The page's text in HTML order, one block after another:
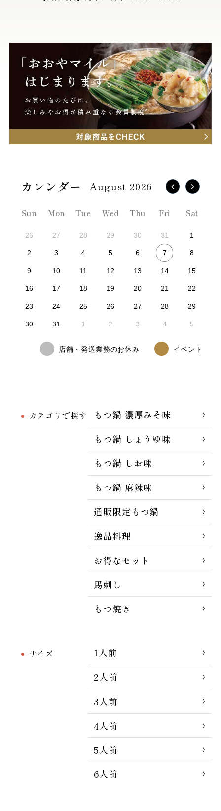
カテゴリで探す
もつ鍋 濃厚みそ味
もつ鍋 しょうゆ味
もつ鍋 しお味
もつ鍋 麻辣味
通販限定もつ鍋
逸品料理
お得なセット
馬刺し
もつ焼き
サイズ
1人前
2人前
3人前
4人前
5人前
6人前
August 2026
Sun Mon Tue Wed Thu Fri Sat
26 27 28 29 30 31 1
2 3 4 5 6 7 8
9 10 11 12 13 14 15
16 17 18 19 20 21 22
23 24 25 26 27 28 29
30 31 1 2 3 4 5
店舗・発送業務のお休み イベント